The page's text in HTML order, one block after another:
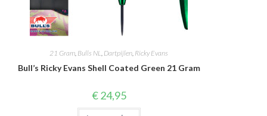
21 Gram, Bulls NL, Dartpijlen, Ricky Evans
Bull’s Ricky Evans Shell Coated Green 21 Gram
€24,95